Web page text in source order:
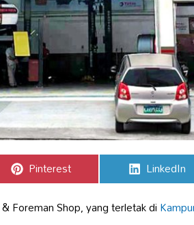
Share
on
Pinterest Share
on
LinkedIn
Foreman Shop, yang terletak di